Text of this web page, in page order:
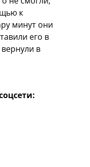
к
минут они
его в
в